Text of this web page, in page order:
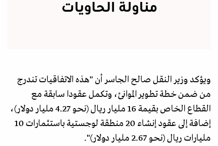
مناولة الحاويات
ويؤكد وزير النقل صالح الجاسر أن "هذه الاتفاقيات تندرج
من ضمن خطة تطوير الموانئ، وتكمل عقودا سابقة مع
القطاع الخاص بقيمة 16 مليار ريال (نحو 4.27 مليار دولار)،
إضافة إلى عقود إنشاء 20 منطقة لوجستية باستثمارات 10
مليارات ريال (نحو 2.67 مليار دولار)".